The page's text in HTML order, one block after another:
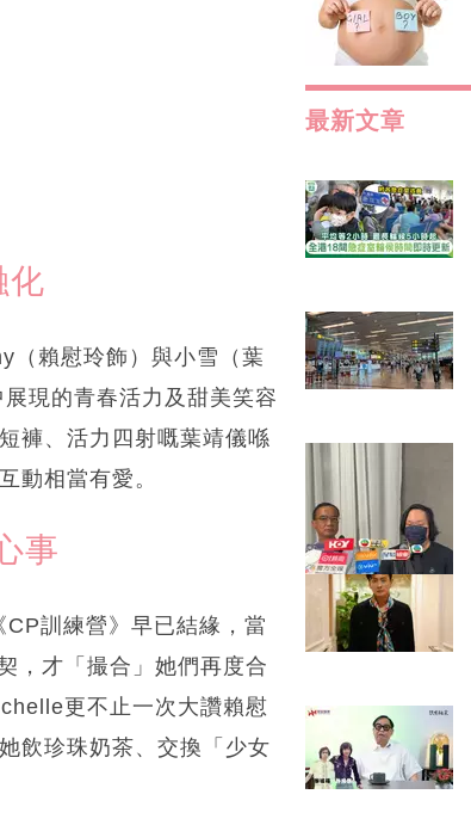
化
（賴慰玲飾）與小雪（葉
現的青春活力及甜美笑容
褲、活力四射嘅葉靖儀喺
動相當有愛。
事
訓練營》早已結緣，當
，才「撮合」她們再度合
更不止一次大讚賴慰
飲珍珠奶茶、交換「少女
最新文章